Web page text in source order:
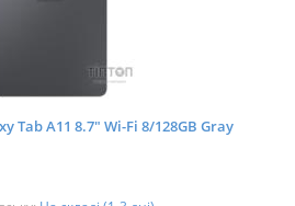
Tab A11 8.7" Wi-Fi 8/128GB Gray